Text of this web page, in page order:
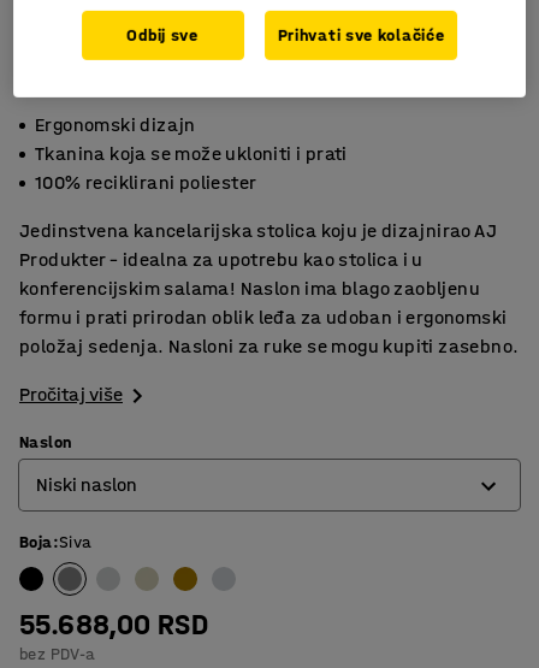
Ergonomski dizajn
Tkanina koja se može ukloniti i prati
100% reciklirani poliester
Jedinstvena kancelarijska stolica koju je dizajnirao AJ
Produkter – idealna za upotrebu kao stolica i u
konferencijskim salama! Naslon ima blago zaobljenu
formu i prati prirodan oblik leđa za udoban i ergonomski
položaj sedenja. Nasloni za ruke se mogu kupiti zasebno.
Pročitaj više
Naslon
Niski naslon
Niski naslon
Visoki naslon
Boja:Siva
55.688,00 RSD
bez PDV-a
Odbij sve Prihvati sve kolačiće